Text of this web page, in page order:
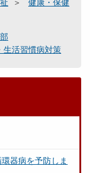
健康・保健
活習慣病対策
器病を予防しま